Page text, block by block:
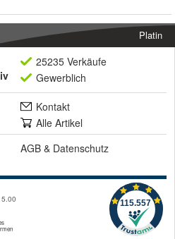
Platin
25235 Verkäufe
Gewerblich
Kontakt
Alle Artikel
AGB & Datenschutz